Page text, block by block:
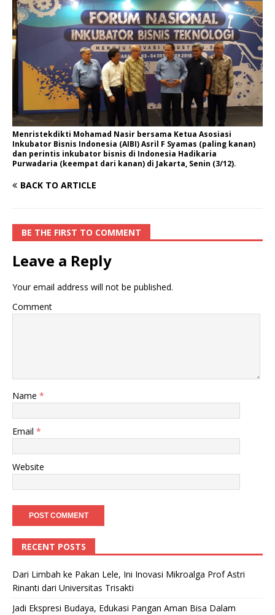
Menristekdikti Mohamad Nasir bersama Ketua Asosiasi
Inkubator Bisnis Indonesia (AIBI) Asril F Syamas (paling kanan)
dan perintis inkubator bisnis di Indonesia Hadikaria
Purwadaria (keempat dari kanan) di Jakarta, Senin (3/12).
BACK TO ARTICLE
BE THE FIRST TO COMMENT
Leave a Reply
Your email address will not be published.
Comment
Name *
Email *
Website
RECENT POSTS
Dari Limbah ke Pakan Lele, Ini Inovasi Mikroalga Prof Astri
Rinanti dari Universitas Trisakti
Jadi Ekspresi Budaya, Edukasi Pangan Aman Bisa Dalam